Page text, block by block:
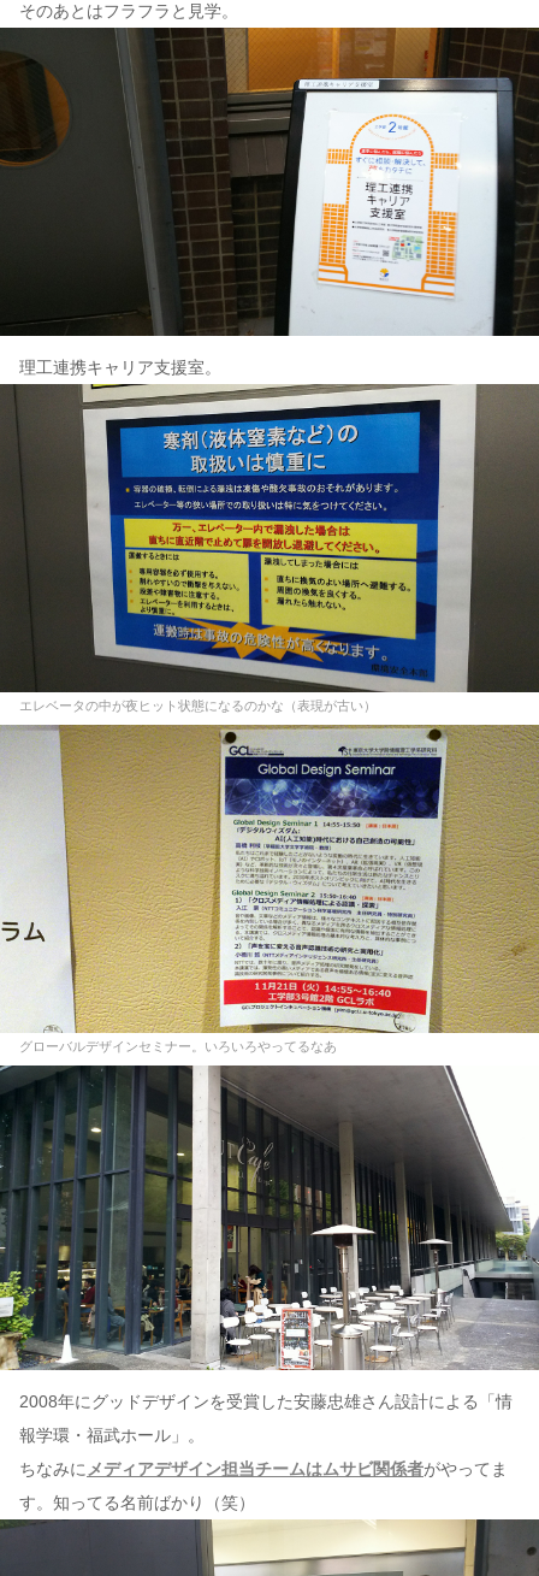
そのあとはフラフラと見学。
理工連携キャリア支援室。
エレベータの中が夜ヒット状態になるのかな（表現が古い）
グローバルデザインセミナー。いろいろやってるなあ
2008年にグッドデザインを受賞した安藤忠雄さん設計による「情
報学環・福武ホール」。
ちなみに メディアデザイン担当チームはムサビ関係者がやってま
す。知ってる名前ばかり（笑）